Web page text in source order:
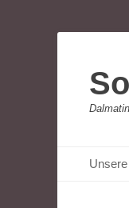
Inhalt